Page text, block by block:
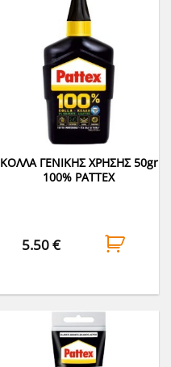
ΚΟΛΛΑ ΓΕΝΙΚΗΣ ΧΡΗΣΗΣ 50gr
100% PATTEX
5.50€